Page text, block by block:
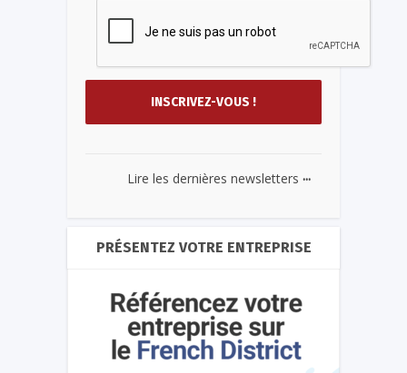
Lire les dernières newsletters ...
PRÉSENTEZ VOTRE ENTREPRISE